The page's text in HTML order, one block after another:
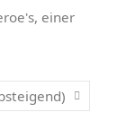
einer